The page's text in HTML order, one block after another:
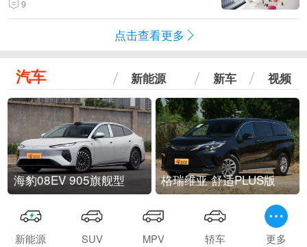
9
点击查看更多
汽车 新能源 新车 视频
海豹08EV 905旗舰型 格瑞维亚 舒适PLUS版
新能源 SUV MPV 轿车 更多